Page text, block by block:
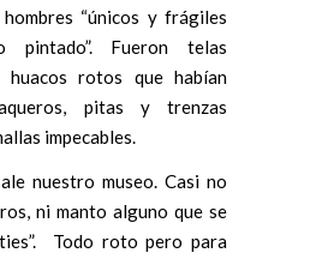
“únicos y frágiles
pintado”. Fueron telas
huacos rotos que habían
pitas y trenzas
impecables.
nuestro museo. Casi no
ni manto alguno que se
Todo roto pero para